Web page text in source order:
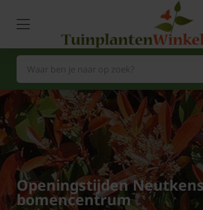
Openingstijden
bomencentrum